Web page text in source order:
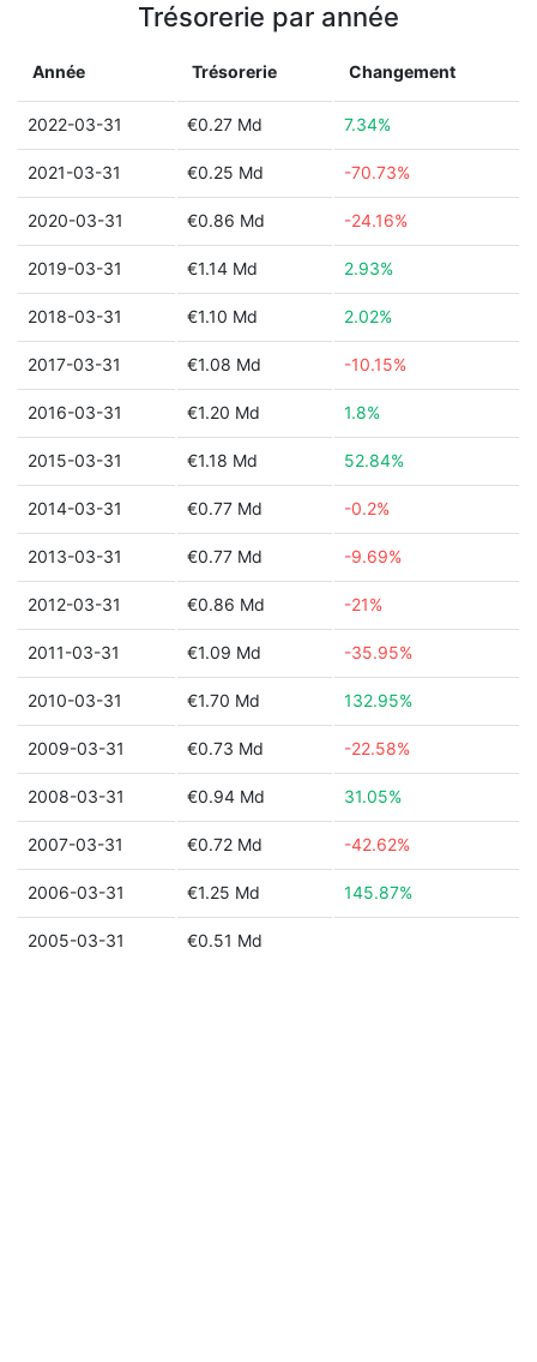
Trésorerie par année
Année Trésorerie Changement
2022-03-31 €0.27 Md 7.34%
2021-03-31 €0.25 Md -70.73%
2020-03-31 €0.86 Md -24.16%
2019-03-31 €1.14 Md 2.93%
2018-03-31 €1.10 Md 2.02%
2017-03-31 €1.08 Md -10.15%
2016-03-31 €1.20 Md 1.8%
2015-03-31 €1.18 Md 52.84%
2014-03-31 €0.77 Md -0.2%
2013-03-31 €0.77 Md -9.69%
2012-03-31 €0.86 Md -21%
2011-03-31 €1.09 Md -35.95%
2010-03-31 €1.70 Md 132.95%
2009-03-31 €0.73 Md -22.58%
2008-03-31 €0.94 Md 31.05%
2007-03-31 €0.72 Md -42.62%
2006-03-31 €1.25 Md 145.87%
2005-03-31 €0.51 Md